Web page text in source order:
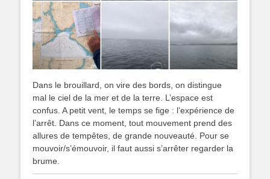
Dans le brouillard, on vire des bords, on distingue
mal le ciel de la mer et de la terre. L’espace est
confus. A petit vent, le temps se fige : l’expérience de
l’arrêt. Dans ce moment, tout mouvement prend des
allures de tempêtes, de grande nouveauté. Pour se
mouvoir/s’émouvoir, il faut aussi s’arrêter regarder la
brume.